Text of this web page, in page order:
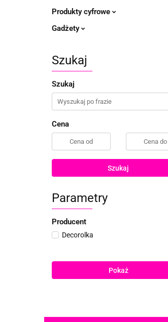
Produkty cyfrowe
Gadżety
Szukaj
Szukaj
Cena
Szukaj
Parametry
Producent
Decorolka
Pokaż